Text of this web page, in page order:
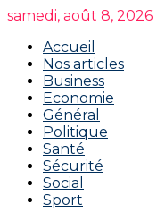
samedi, août 8, 2026
Accueil
Nos articles
Business
Economie
Général
Politique
Santé
Sécurité
Social
Sport